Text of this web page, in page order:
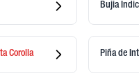
Bujia
Corolla Piña de